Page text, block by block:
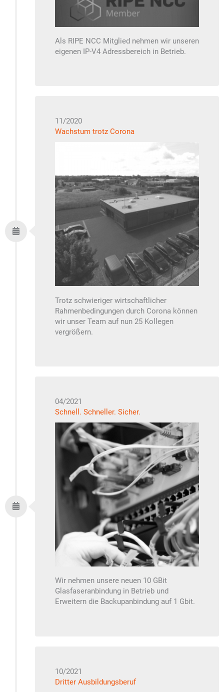
Als RIPE NCC Mitglied nehmen wir unseren
eigenen IP-V4 Adressbereich in Betrieb.
11/2020
Wachstum trotz Corona
Trotz schwieriger wirtschaftlicher
Rahmenbedingungen durch Corona können
wir unser Team auf nun 25 Kollegen
vergrößern.
04/2021
Schnell. Schneller. Sicher.
Wir nehmen unsere neuen 10 GBit
Glasfaseranbindung in Betrieb und
Erweitern die Backupanbindung auf 1 Gbit.
10/2021
Dritter Ausbildungsberuf